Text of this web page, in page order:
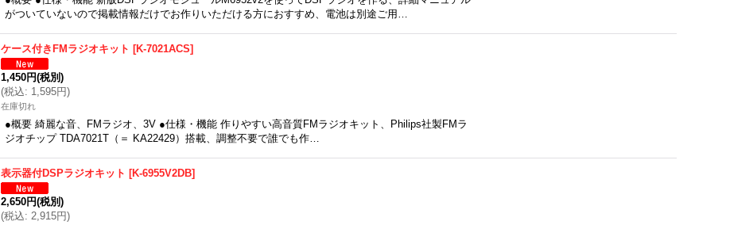
がついていないので掲載情報だけでお作りいただける方におすすめ、電池は別途ご用…
ケース付きFMラジオキット [K-7021ACS]
1,450円(税別)
(税込: 1,595円)
在庫切れ
●概要 綺麗な音、FMラジオ、3V ●仕様・機能 作りやすい高音質FMラジオキット、Philips社製FMラ
ジオチップ TDA7021T（＝ KA22429）搭載、調整不要で誰でも作…
表示器付DSPラジオキット [K-6955V2DB]
2,650円(税別)
(税込: 2,915円)